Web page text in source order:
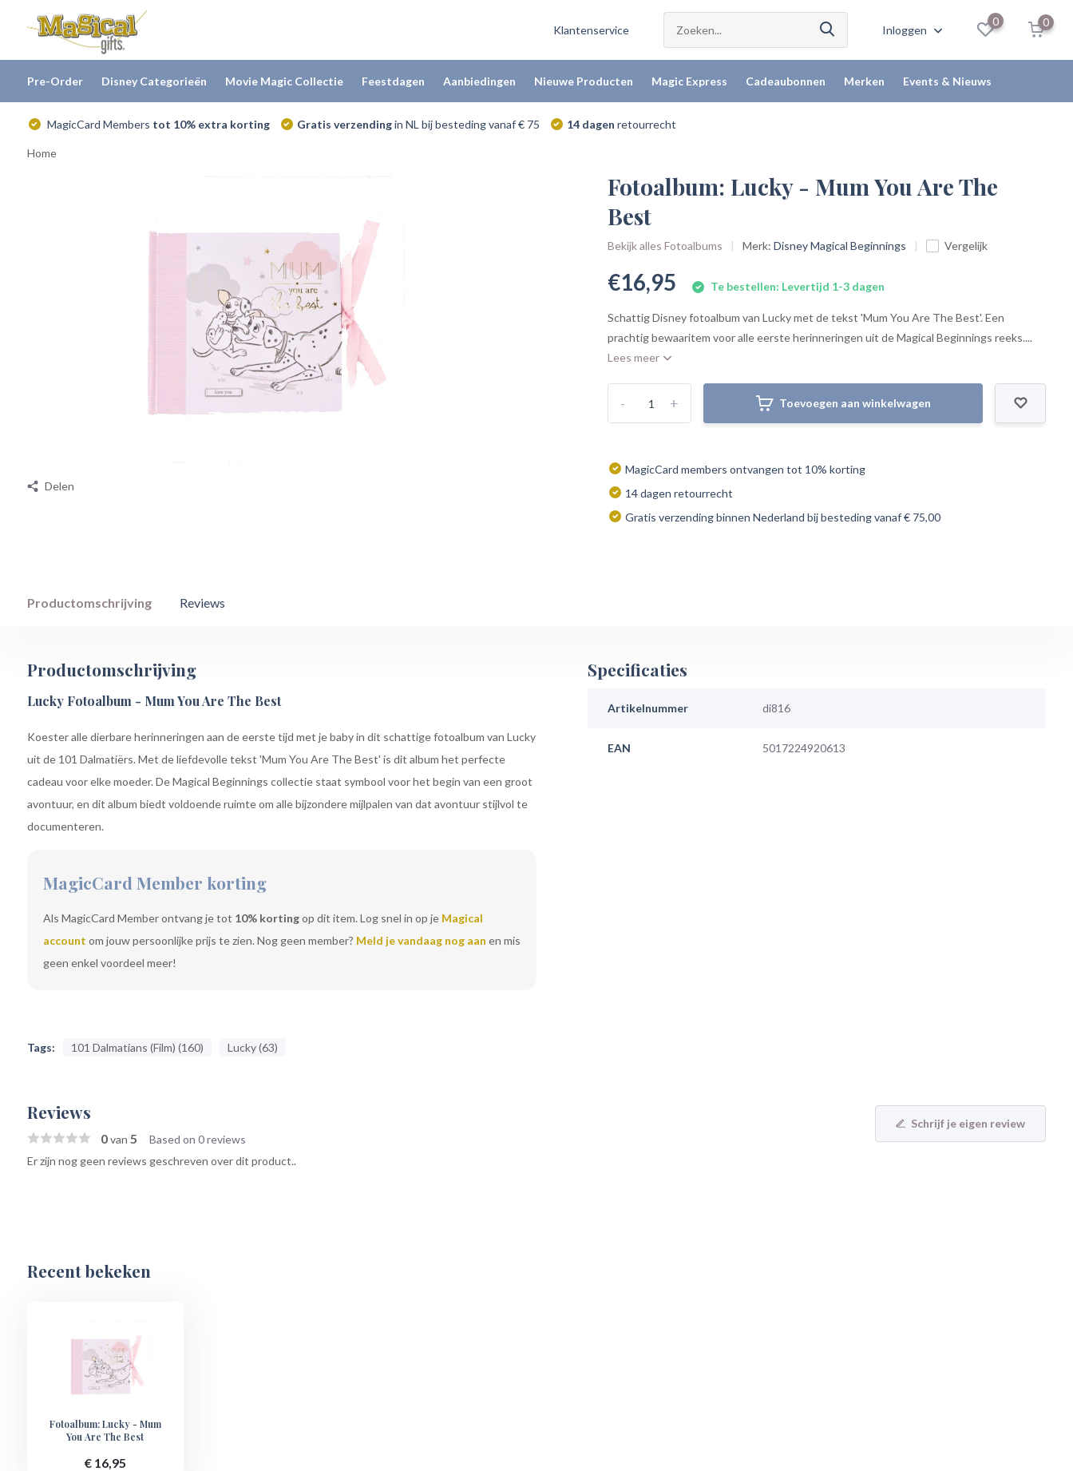
Klantenservice Inloggen
0 0
Pre-Order Disney Categorieën Movie Magic Collectie Feestdagen Aanbiedingen Nieuwe Producten Magic Express Cadeaubonnen Merken Events & Nieuws
MagicCard Members tot 10% extra korting Gratis verzendingin NL bij besteding vanaf € 75 14 dagen retourrecht
Home
Delen
Fotoalbum: Lucky - Mum You Are The
Best
Bekijk alles Fotoalbums Merk:Disney Magical Beginnings Vergelijk
€16,95 Te bestellen: Levertijd 1-3 dagen
Schattig Disney fotoalbum van Lucky met de tekst 'Mum You Are The Best'. Een
prachtig bewaaritem voor alle eerste herinneringen uit de Magical Beginnings reeks....
Lees meer
+
- Toevoegen aan winkelwagen
MagicCard members ontvangen tot 10% korting
14 dagen retourrecht
Gratis verzending binnen Nederland bij besteding vanaf € 75,00
Productomschrijving Reviews
Productomschrijving
Lucky Fotoalbum - Mum You Are The Best
Koester alle dierbare herinneringen aan de eerste tijd met je baby in dit schattige fotoalbum van Lucky
uit de 101 Dalmatiërs. Met de liefdevolle tekst 'Mum You Are The Best' is dit album het perfecte
cadeau voor elke moeder. De Magical Beginnings collectie staat symbool voor het begin van een groot
avontuur, en dit album biedt voldoende ruimte om alle bijzondere mijlpalen van dat avontuur stijlvol te
documenteren.
MagicCard Member korting
Als MagicCard Member ontvang je tot 10% kortingop dit item. Log snel in op je Magical
account om jouw persoonlijke prijs te zien. Nog geen member? Meld je vandaag nog aan en mis
geen enkel voordeel meer!
Tags: 101 Dalmatians (Film) (160) Lucky (63)
Specificaties
Artikelnummer di816
EAN 5017224920613
Reviews
0van 5 Based on 0 reviews
Schrijf je eigen review
Er zijn nog geen reviews geschreven over dit product..
Recent bekeken
Fotoalbum: Lucky - Mum
You Are The Best
€ 16,95